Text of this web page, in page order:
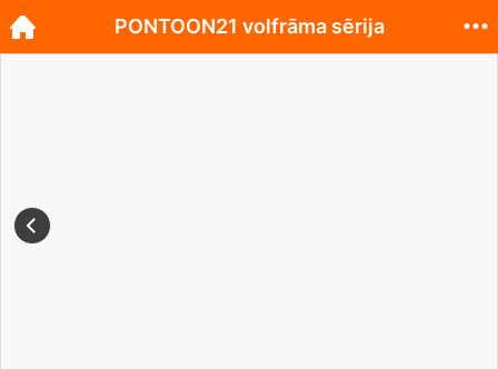
PONTOON21 volfrāma sērija